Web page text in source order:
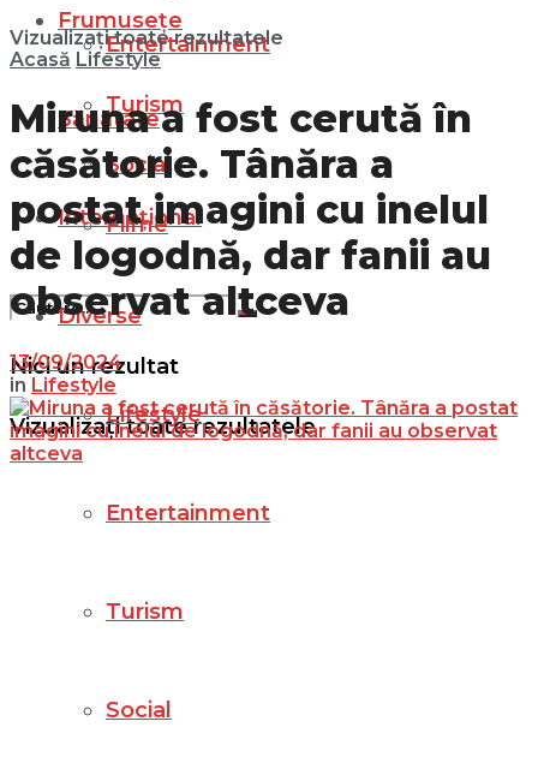
Entertainment
Turism
Social
Filme
Nici un rezultat
Vizualizați toate rezultatele
Frumusețe
Sănătate
Internațional
Diverse
Lifestyle
Entertainment
Turism
Social
Vizualizați toate rezultatele
Acasă Lifestyle
Miruna a fost cerută în
căsătorie. Tânăra a
postat imagini cu inelul
de logodnă, dar fanii au
observat altceva
13/09/2024
in Lifestyle